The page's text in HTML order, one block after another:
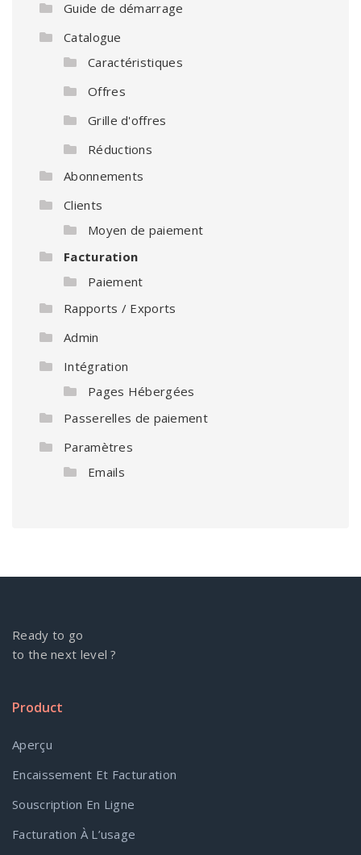
Guide de démarrage
Catalogue
Caractéristiques
Offres
Grille d'offres
Réductions
Abonnements
Clients
Moyen de paiement
Facturation
Paiement
Rapports / Exports
Admin
Intégration
Pages Hébergées
Passerelles de paiement
Paramètres
Emails
Ready to go
to the next level ?
Product
Aperçu
Encaissement Et Facturation
Souscription En Ligne
Facturation À L’usage